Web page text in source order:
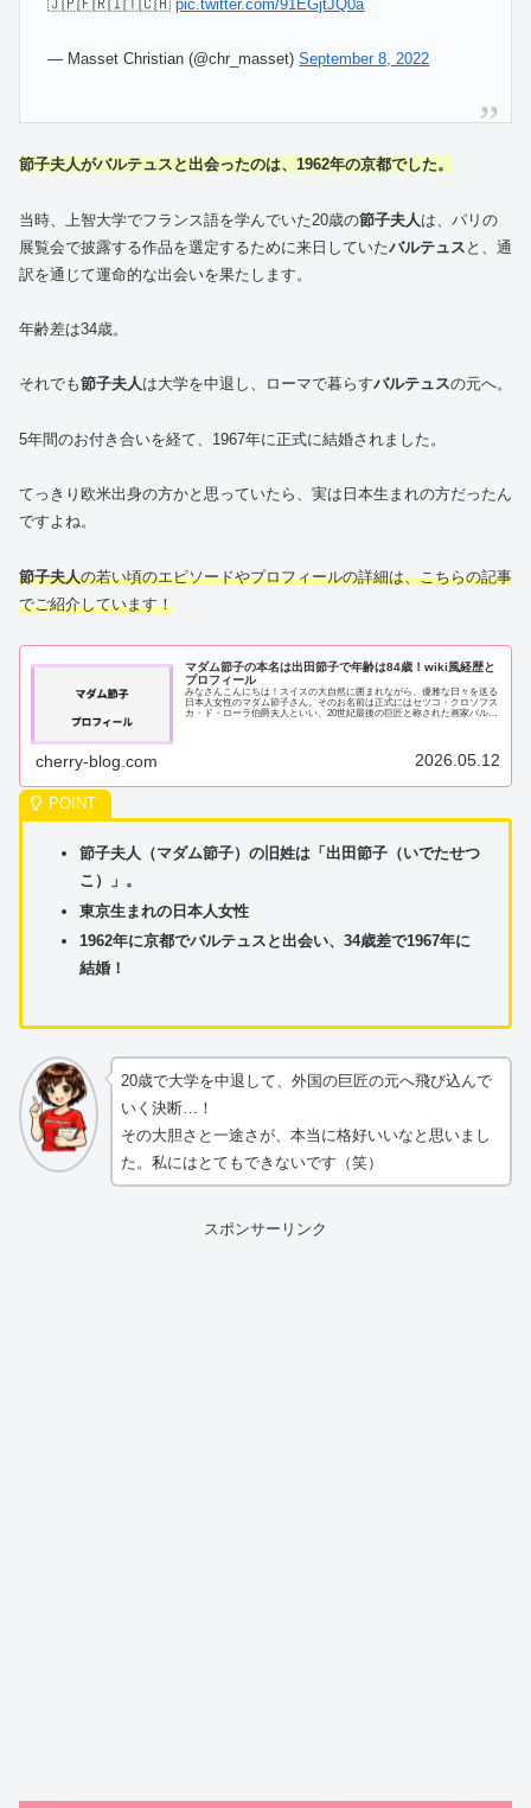
🇯🇵🇫🇷🇮🇹🇨🇭pic.twitter.com/91EGjtJQ0a
— Masset Christian (@chr_masset)September 8, 2022
節子夫人がバルテュスと出会ったのは、1962年の京都でした。
当時、上智大学でフランス語を学んでいた20歳の節子夫人 は、パリの
展覧会で披露する作品を選定するために来日していたバルテュス と、通
訳を通じて運命的な出会いを果たします。
年齢差は34歳。
それでも節子夫人は大学を中退し、ローマで暮らすバルテュスの元へ。
5年間のお付き合いを経て、1967年に正式に結婚されました。
てっきり欧米出身の方かと思っていたら、実は日本生まれの方だったん
ですよね。
節子夫人の若い頃のエピソードやプロフィールの詳細は、こちらの記事
でご紹介しています！
マダム節子の本名は出田節子で年齢は84歳！wiki風経歴と
プロフィール
みなさんこんにちは！スイスの大自然に囲まれながら、優雅な日々を送る
日本人女性のマダム節子さん。そのお名前は正式にはセツコ・クロソフス
カ・ド・ローラ伯爵夫人といい、20世紀最後の巨匠と称された画家バルテ
cherry-blog.com 2026.05.12
節子夫人（マダム節子）の旧姓は「出田節子（いでたせつ
こ）」。
東京生まれの日本人女性
1962年に京都でバルテュスと出会い、34歳差で1967年に
結婚！
20歳で大学を中退して、外国の巨匠の元へ飛び込んで
いく決断…！
その大胆さと一途さが、本当に格好いいなと思いまし
た。私にはとてもできないです（笑）
スポンサーリンク